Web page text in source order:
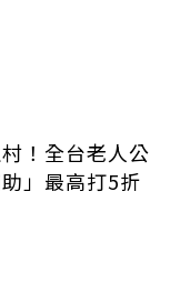
！全台老人公
」最高打5折